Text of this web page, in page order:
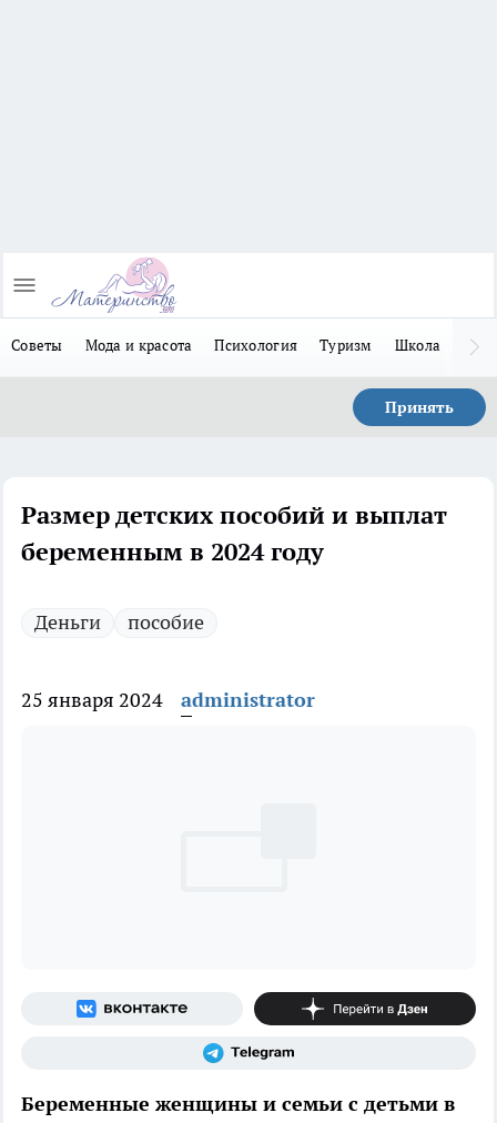
Советы Мода и красота Психология Туризм Школа
Принять
Размер детских пособий и выплат
беременным в 2024 году
Деньги пособие
25 января 2024 administrator
Беременные женщины и семьи с детьми в